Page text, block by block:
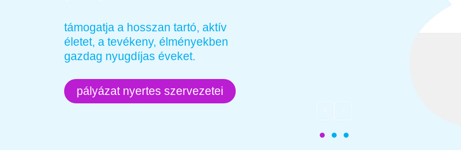
támogatja a hosszan tartó, aktív
életet, a tevékeny, élményekben
gazdag nyugdíjas éveket.
pályázat nyertes szervezetei